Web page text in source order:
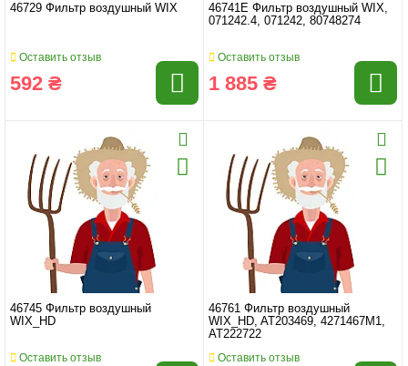
46729 Фильтр воздушный WIX
Оставить отзыв
592 ₴
46741E Фильтр воздушный WIX,
071242.4, 071242, 80748274
Оставить отзыв
1 885 ₴
46745 Фильтр воздушный
WIX_HD
Оставить отзыв
46761 Фильтр воздушный
WIX_HD, AT203469, 4271467M1,
AT222722
Оставить отзыв